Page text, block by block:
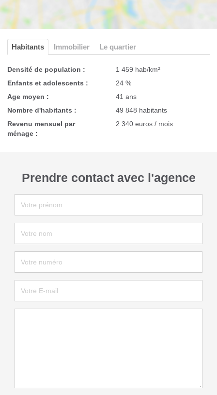
Habitants Immobilier Le quartier
Densité de population :
1 459 hab/km²
Enfants et adolescents :
24 %
Age moyen :
41 ans
Nombre d'habitants :
49 848 habitants
Revenu mensuel par
ménage :
2 340 euros / mois
Prendre contact avec l'agence